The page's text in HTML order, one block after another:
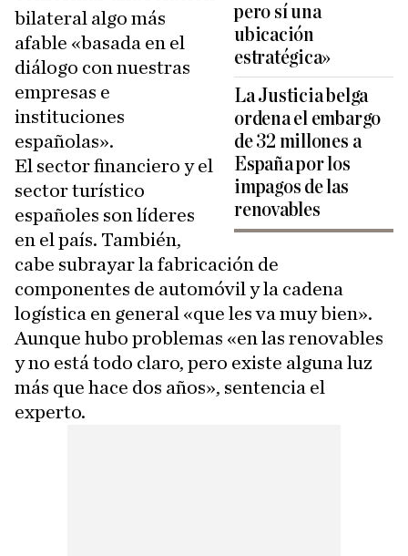
pero sí una
ubicación
estratégica»
La Justicia belga
ordena el embargo
de 32 millones a
España por los
impagos de las
renovables
bilateral algo más
afable «basada en el
diálogo con nuestras
empresas e
instituciones
españolas».
El sector financiero y el
sector turístico
españoles son líderes
en el país. También,
cabe subrayar la fabricación de
componentes de automóvil y la cadena
logística en general «que les va muy bien».
Aunque hubo problemas «en las renovables
y no está todo claro, pero existe alguna luz
más que hace dos años», sentencia el
experto.